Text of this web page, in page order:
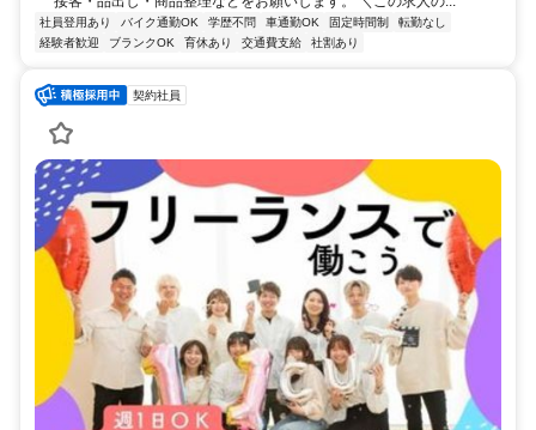
社員登用あり バイク通勤OK 学歴不問 車通勤OK 固定時間制
転勤なし
経験者歓迎
ブランクOK 育休あり 交通費支給 社割あり
契約社員